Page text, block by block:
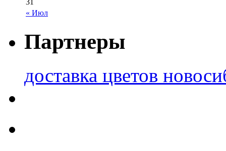
« Июл
31
Партнеры
доставка цветов